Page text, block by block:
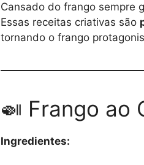
Cansado do frango sempre
Essas receitas criativas são
tornando o frango
🍛 Frango ao
Ingredientes: